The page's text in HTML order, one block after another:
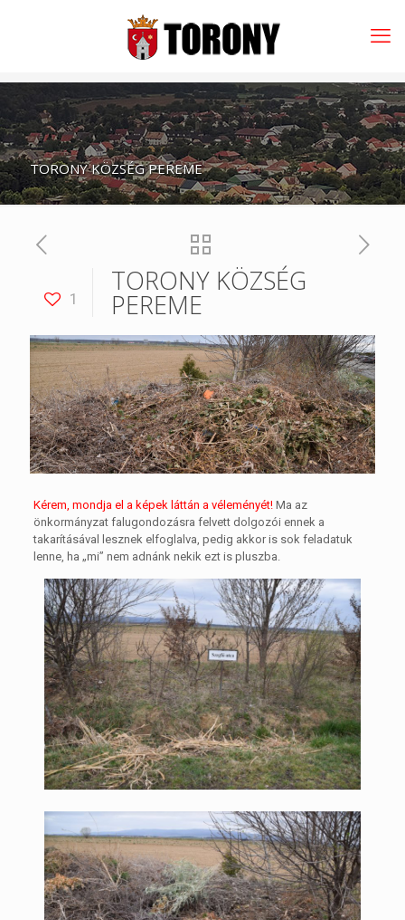
TORONY KÖZSÉG PEREME
1
TORONY KÖZSÉG
PEREME
Kérem, mondja el a képek láttán a véleményét! Ma az
önkormányzat falugondozásra felvett dolgozói ennek a
takarításával lesznek elfoglalva, pedig akkor is sok feladatuk
lenne, ha „mi” nem adnánk nekik ezt is pluszba.